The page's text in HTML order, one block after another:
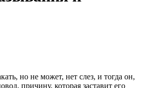
но не может, нет слез, и тогда он,
причину, которая заставит его